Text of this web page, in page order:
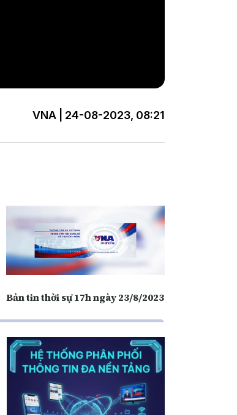
VNA | 24-08-2023, 08:21
Bản tin thời sự 17h ngày 23/8/2023